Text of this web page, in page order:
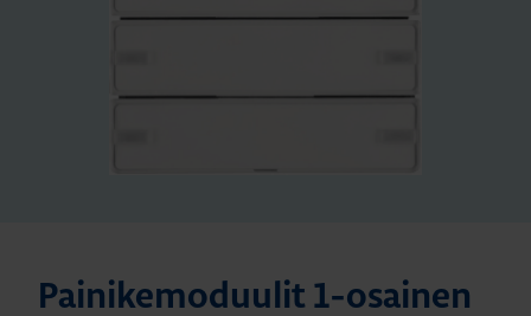
Pai­ni­ke­mo­duu­lit 1-osai­nen